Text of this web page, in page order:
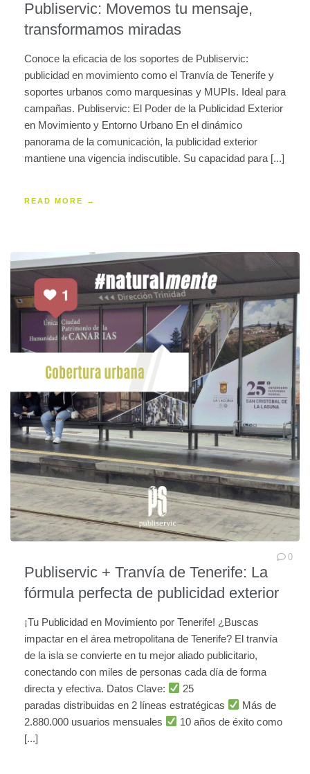
Publiservic: Movemos tu mensaje,
transformamos miradas
Conoce la eficacia de los soportes de Publiservic:
publicidad en movimiento como el Tranvía de Tenerife y
soportes urbanos como marquesinas y MUPIs. Ideal para
campañas. Publiservic: El Poder de la Publicidad Exterior
en Movimiento y Entorno Urbano En el dinámico
panorama de la comunicación, la publicidad exterior
mantiene una vigencia indiscutible. Su capacidad para [...]
READ MORE →
Publiservic + Tranvía de Tenerife: La
fórmula perfecta de publicidad exterior
0
¡Tu Publicidad en Movimiento por Tenerife! ¿Buscas
impactar en el área metropolitana de Tenerife? El tranvía
de la isla se convierte en tu mejor aliado publicitario,
conectando con miles de personas cada día de forma
directa y efectiva. Datos Clave:
25
paradas distribuidas en 2 líneas estratégicas
Más de
2.880.000 usuarios mensuales
10 años de éxito como
[...]